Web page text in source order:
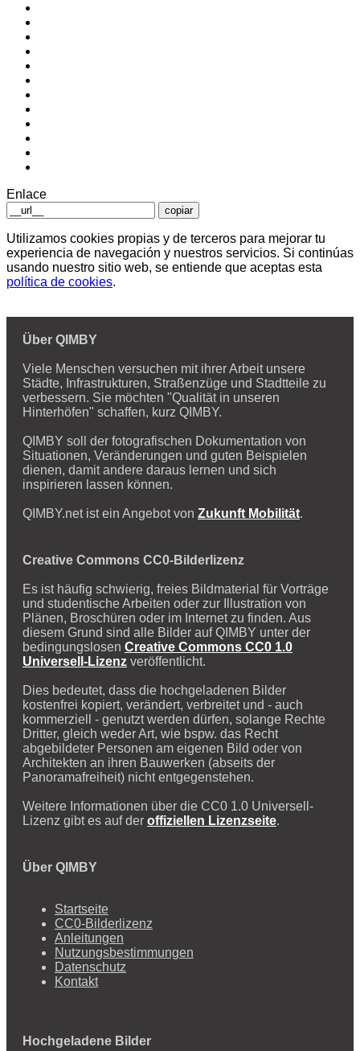
Enlace
copiar
Utilizamos cookies propias y de terceros para mejorar tu
experiencia de navegación y nuestros servicios. Si continúas
usando nuestro sitio web, se entiende que aceptas esta
política de cookies.
Über QIMBY
Viele Menschen versuchen mit ihrer Arbeit unsere
Städte, Infrastrukturen, Straßenzüge und Stadtteile zu
verbessern. Sie möchten "Qualität in unseren
Hinterhöfen" schaffen, kurz QIMBY.
QIMBY soll der fotografischen Dokumentation von
Situationen, Veränderungen und guten Beispielen
dienen, damit andere daraus lernen und sich
inspirieren lassen können.
QIMBY.net ist ein Angebot von Zukunft Mobilität.
Creative Commons CC0-Bilderlizenz
Es ist häufig schwierig, freies Bildmaterial für Vorträge
und studentische Arbeiten oder zur Illustration von
Plänen, Broschüren oder im Internet zu finden. Aus
diesem Grund sind alle Bilder auf QIMBY unter der
bedingungslosen Creative Commons CC0 1.0
Universell-Lizenz veröffentlicht.
Dies bedeutet, dass die hochgeladenen Bilder
kostenfrei kopiert, verändert, verbreitet und - auch
kommerziell - genutzt werden dürfen, solange Rechte
Dritter, gleich weder Art, wie bspw. das Recht
abgebildeter Personen am eigenen Bild oder von
Architekten an ihren Bauwerken (abseits der
Panoramafreiheit) nicht entgegenstehen.
Weitere Informationen über die CC0 1.0 Universell-
Lizenz gibt es auf der offiziellen Lizenzseite.
Über QIMBY
Startseite
CC0-Bilderlizenz
Anleitungen
Nutzungsbestimmungen
Datenschutz
Kontakt
Hochgeladene Bilder